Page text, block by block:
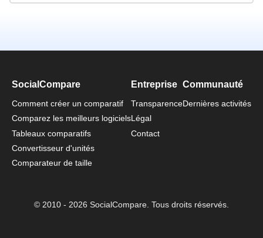
SocialCompare
Comment créer un comparatif
Comparez les meilleurs logiciels
Tableaux comparatifs
Convertisseur d'unités
Comparateur de taille
Entreprise
Transparence
Légal
Contact
Communauté
Dernières activités
© 2010 - 2026 SocialCompare. Tous droits réservés.